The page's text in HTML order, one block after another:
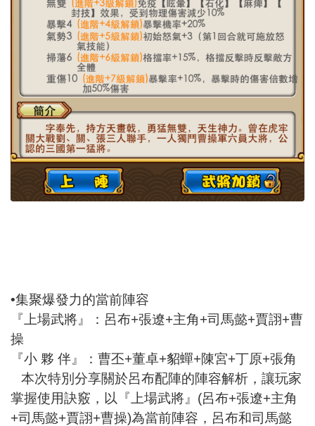
•集聚爆發力的當前陣容
『上場武將』：呂布+張遼+主角+司馬懿+賈詡+曹
操
『小 夥 伴』：曹丕+董卓+貂蟬+陳宮+丁原+張角
本次特別分享關於呂布配陣的陣容解析，讓玩家
掌握使用訣竅，以『上場武將』(呂布+張遼+主角
+司馬懿+賈詡+曹操)為當前陣容，呂布和司馬懿